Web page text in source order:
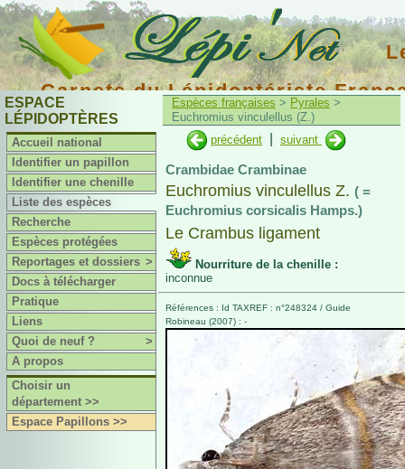
Carnets du Lépidoptériste
ESPACE
LÉPIDOPTÈRES
Accueil national
Identifier un papillon
Identifier une chenille
Liste des espèces
Recherche
Espèces protégées
Reportages et dossiers >
Docs à télécharger
Pratique
Liens
Quoi de neuf ?
>
A propos
Choisir un
département >>
Espace Papillons >>
Espèces françaises > Pyrales >
Euchromius vinculellus (Z.)
précédent
suivant
Crambidae Crambinae
Euchromius vinculellus Z. ( =
Euchromius corsicalis Hamps.)
Le Crambus ligament
Nourriture de la chenille :
inconnue
Références : Id TAXREF : n°248324 / Guide
Robineau (2007) : -